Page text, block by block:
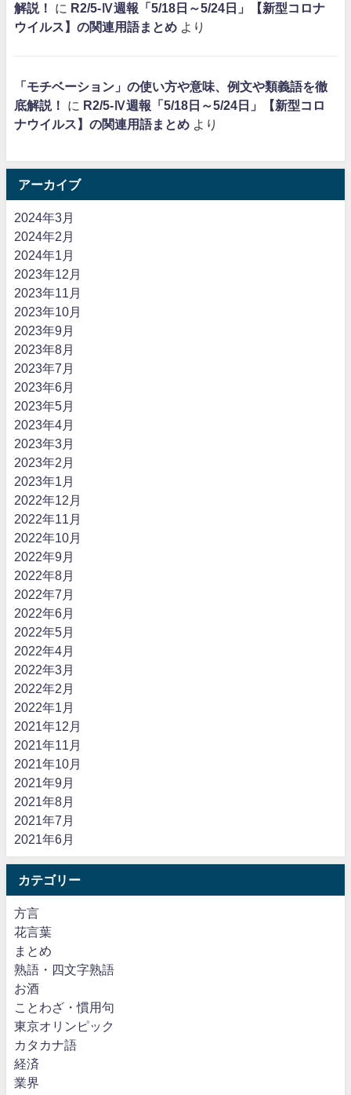
解説！
に R2/5-Ⅳ週報「5/18日～5/24日」【新型コロナ
ウイルス】の関連用語まとめ より
「モチベーション」の使い方や意味、例文や類義語を徹
底解説！
に R2/5-Ⅳ週報「5/18日～5/24日」【新型コロ
ナウイルス】の関連用語まとめ より
アーカイブ
2024年3月
2024年2月
2024年1月
2023年12月
2023年11月
2023年10月
2023年9月
2023年8月
2023年7月
2023年6月
2023年5月
2023年4月
2023年3月
2023年2月
2023年1月
2022年12月
2022年11月
2022年10月
2022年9月
2022年8月
2022年7月
2022年6月
2022年5月
2022年4月
2022年3月
2022年2月
2022年1月
2021年12月
2021年11月
2021年10月
2021年9月
2021年8月
2021年7月
2021年6月
カテゴリー
方言
花言葉
まとめ
熟語・四文字熟語
お酒
ことわざ・慣用句
東京オリンピック
カタカナ語
経済
業界